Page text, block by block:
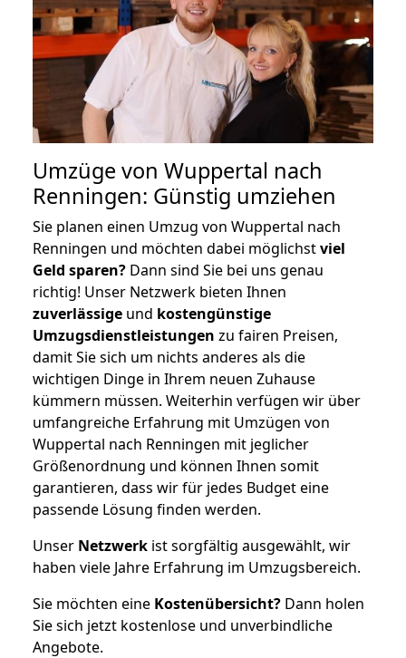
Umzüge von Wuppertal nach
Renningen: Günstig umziehen
Sie planen einen Umzug von Wuppertal nach
Renningen und möchten dabei möglichstviel
Geld sparen? Dann sind Sie bei uns genau
richtig! Unser Netzwerk bieten Ihnen
zuverlässige und kostengünstige
Umzugsdienstleistungen zu fairen Preisen,
damit Sie sich um nichts anderes als die
wichtigen Dinge in Ihrem neuen Zuhause
kümmern müssen. Weiterhin verfügen wir über
umfangreiche Erfahrung mit Umzügen von
Wuppertal nach Renningen mit jeglicher
Größenordnung und können Ihnen somit
garantieren, dass wir für jedes Budget eine
passende Lösung finden werden.
Unser Netzwerk ist sorgfältig ausgewählt, wir
haben viele Jahre Erfahrung im Umzugsbereich.
Sie möchten eine Kostenübersicht? Dann holen
Sie sich jetzt kostenlose und unverbindliche
Angebote.